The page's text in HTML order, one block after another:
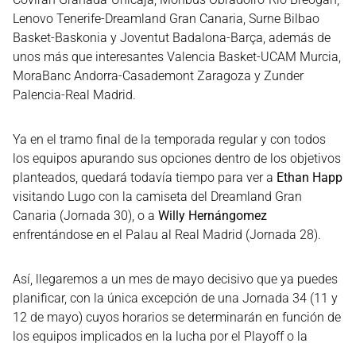
Lenovo Tenerife-Dreamland Gran Canaria, Surne Bilbao
Basket-Baskonia y Joventut Badalona-Barça, además de
unos más que interesantes Valencia Basket-UCAM Murcia,
MoraBanc Andorra-Casademont Zaragoza y Zunder
Palencia-Real Madrid.
Ya en el tramo final de la temporada regular y con todos
los equipos apurando sus opciones dentro de los objetivos
planteados, quedará todavía tiempo para ver a Ethan Happ
visitando Lugo con la camiseta del Dreamland Gran
Canaria (Jornada 30), o a Willy Hernángomez
enfrentándose en el Palau al Real Madrid (Jornada 28).
Así, llegaremos a un mes de mayo decisivo que ya puedes
planificar, con la única excepción de una Jornada 34 (11 y
12 de mayo) cuyos horarios se determinarán en función de
los equipos implicados en la lucha por el Playoff o la